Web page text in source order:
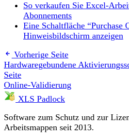
So verkaufen Sie Excel-
Abonnements
Eine Schaltfläche “Purchase
Hinweisbildschirm anzeigen
Vorherige Seite
Hardwaregebundene
Seite
Online-Validierung
XLS Padlock
Software zum Schutz und zur
Arbeitsmappen seit 2013.